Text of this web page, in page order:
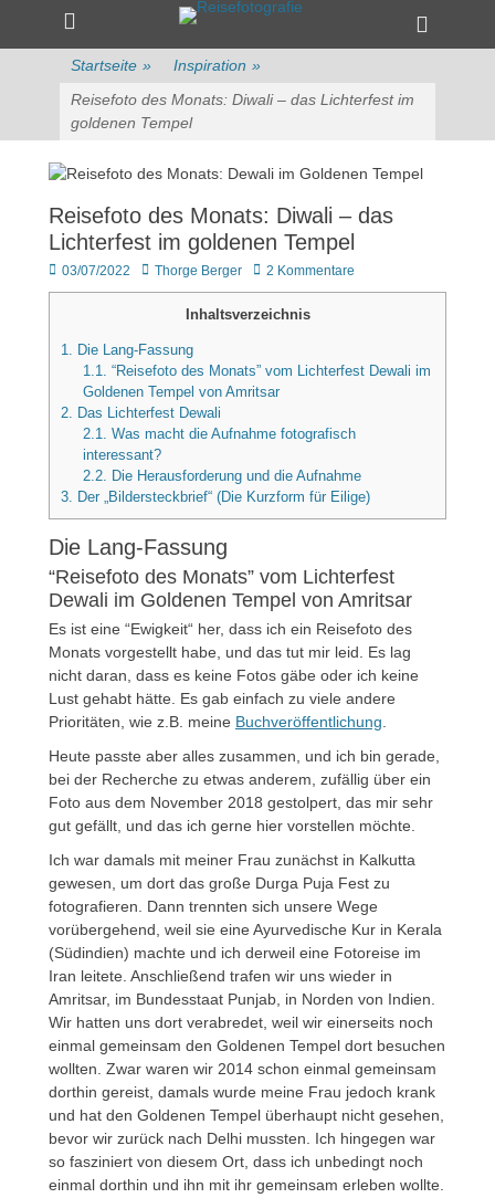
zum
Inhalt
überspringen
Primärmenü
Toggle
Startseite » Inspiration »
Reisefoto des Monats: Diwali – das Lichterfest im
goldenen Tempel
Reisefoto des Monats: Diwali – das
Lichterfest im goldenen Tempel
Veröffentlicht
am
03/07/2022 Author
Thorge Berger 2 Kommentare
Inhaltsverzeichnis
1. Die Lang-Fassung
1.1. “Reisefoto des Monats” vom Lichterfest Dewali im
Goldenen Tempel von Amritsar
2. Das Lichterfest Dewali
2.1. Was macht die Aufnahme fotografisch
interessant?
2.2. Die Herausforderung und die Aufnahme
3. Der „Bildersteckbrief“ (Die Kurzform für Eilige)
Die Lang-Fassung
“Reisefoto des Monats” vom Lichterfest
Dewali im Goldenen Tempel von Amritsar
Es ist eine “Ewigkeit“ her, dass ich ein Reisefoto des
Monats vorgestellt habe, und das tut mir leid. Es lag
nicht daran, dass es keine Fotos gäbe oder ich keine
Lust gehabt hätte. Es gab einfach zu viele andere
Prioritäten, wie z.B. meine Buchveröffentlichung.
Heute passte aber alles zusammen, und ich bin gerade,
bei der Recherche zu etwas anderem, zufällig über ein
Foto aus dem November 2018 gestolpert, das mir sehr
gut gefällt, und das ich gerne hier vorstellen möchte.
Ich war damals mit meiner Frau zunächst in Kalkutta
gewesen, um dort das große Durga Puja Fest zu
fotografieren. Dann trennten sich unsere Wege
vorübergehend, weil sie eine Ayurvedische Kur in Kerala
(Südindien) machte und ich derweil eine Fotoreise im
Iran leitete. Anschließend trafen wir uns wieder in
Amritsar, im Bundesstaat Punjab, in Norden von Indien.
Wir hatten uns dort verabredet, weil wir einerseits noch
einmal gemeinsam den Goldenen Tempel dort besuchen
wollten. Zwar waren wir 2014 schon einmal gemeinsam
dorthin gereist, damals wurde meine Frau jedoch krank
und hat den Goldenen Tempel überhaupt nicht gesehen,
bevor wir zurück nach Delhi mussten. Ich hingegen war
so fasziniert von diesem Ort, dass ich unbedingt noch
einmal dorthin und ihn mit ihr gemeinsam erleben wollte.